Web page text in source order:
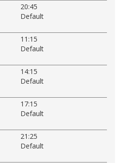
20:45
Default
11:15
Default
14:15
Default
17:15
Default
21:25
Default